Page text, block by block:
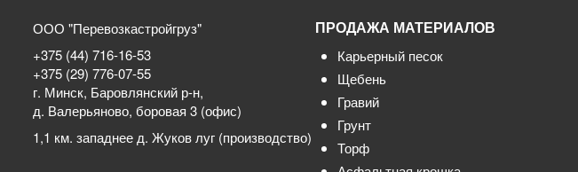
ООО "Перевозкастройгруз"
+375 (44) 716-16-53
+375 (29) 776-07-55
г. Минск, Баровлянский р-н,
д. Валерьяново, боровая 3 (офис)
1,1 км. западнее д. Жуков луг (производство)
ПРОДАЖА МАТЕРИАЛОВ
Карьерный песок
Щебень
Гравий
Грунт
Торф